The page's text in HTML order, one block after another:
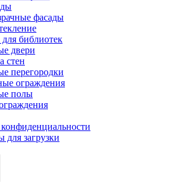
фасады
библиотек
двери
стен
перегородки
ограждения
полы
для загрузки